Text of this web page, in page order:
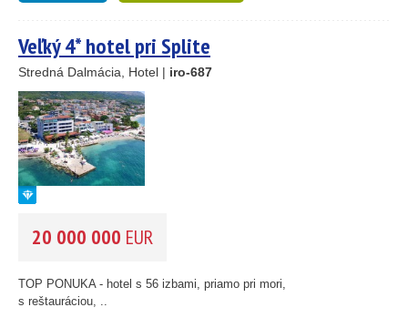
Veľký 4* hotel pri Splite
Stredná Dalmácia, Hotel | iro-687
20 000 000 EUR
TOP PONUKA - hotel s 56 izbami, priamo pri mori,
s reštauráciou, ..